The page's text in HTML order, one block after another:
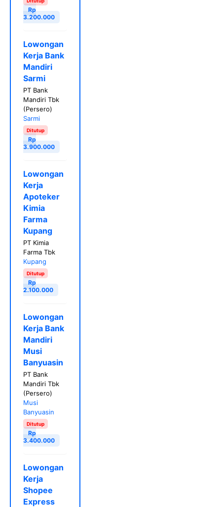
Rp
3.200.000
Lowongan
Kerja Bank
Mandiri
Sarmi
PT Bank
Mandiri Tbk
(Persero)
Sarmi
Ditutup
Rp
3.900.000
Lowongan
Kerja
Apoteker
Kimia
Farma
Kupang
PT Kimia
Farma Tbk
Kupang
Ditutup
Rp
2.100.000
Lowongan
Kerja Bank
Mandiri
Musi
Banyuasin
PT Bank
Mandiri Tbk
(Persero)
Musi
Banyuasin
Ditutup
Rp
3.400.000
Lowongan
Kerja
Shopee
Express